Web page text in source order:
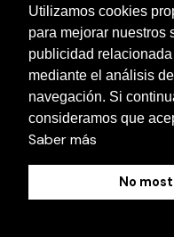
Utilizamos cookies
para mejorar nuestros
publicidad
mediante el análisis
navegación. Si
consideramos que
Saber más
No
Otras localidades
Contacto
Blog